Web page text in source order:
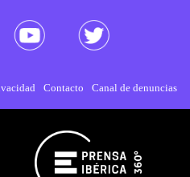
Contacto Canal de denuncias